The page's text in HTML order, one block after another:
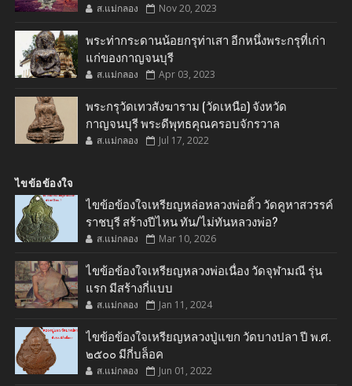
ส.แม่กลอง Nov 20, 2023
พระท่ากระดานน้อยกรุท่าเสา อีกหนึ่งพระกรุที่เก่า
แก่ของกาญจนบุรี
ส.แม่กลอง Apr 03, 2023
พระกรุวัดเทวสังฆาราม (วัดเหนือ) จังหวัด
กาญจนบุรี พระดีพุทธคุณครอบจักรวาล
ส.แม่กลอง Jul 17, 2022
ไขข้อข้องใจ
ไขข้อข้องใจเหรียญหล่อหลวงพ่อติ้ว วัดคูหาสวรรค์
ราชบุรี สร้างปีไหน ทัน/ไม่ทันหลวงพ่อ?
ส.แม่กลอง Mar 10, 2026
ไขข้อข้องใจเหรียญหลวงพ่อเนื่อง วัดจุฬามณี รุ่น
แรก มีสร้างกี่แบบ
ส.แม่กลอง Jan 11, 2024
ไขข้อข้องใจเหรียญหลวงปู่แขก วัดบางปลา ปี พ.ศ.
๒๕๐๐ มีกี่บล็อค
ส.แม่กลอง Jun 01, 2022